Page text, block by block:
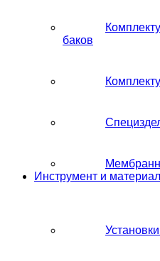
баков
Инструмент и